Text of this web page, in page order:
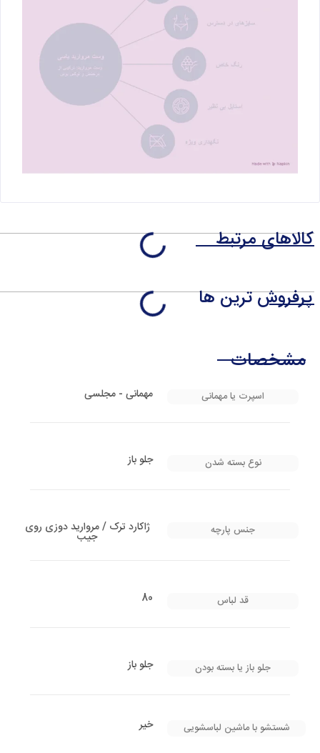
کالاهای مرتبط
پرفروش ترین ها
مشخصات
اسپرت یا مهمانی مهمانی - مجلسی
نوع بسته شدن جلو باز
جنس پارچه ژاکارد ترک / مروارید دوزی روی
جیب
قد لباس 80
جلو باز یا بسته بودن جلو باز
شستشو با ماشین لباسشویی خیر